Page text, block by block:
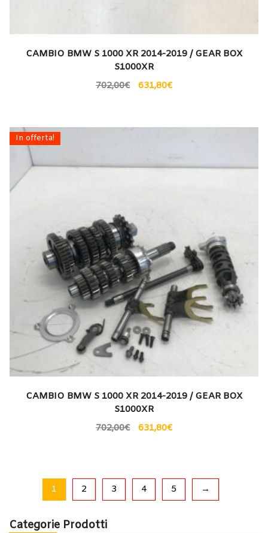
Categorie Prodotti
CAMBIO BMW S 1000 XR 2014-2019 / GEAR BOX
S1000XR
702,00€ 631,80€
In offerta!
CAMBIO BMW S 1000 XR 2014-2019 / GEAR BOX
S1000XR
702,00€ 631,80€
1 2 3 4 5 →